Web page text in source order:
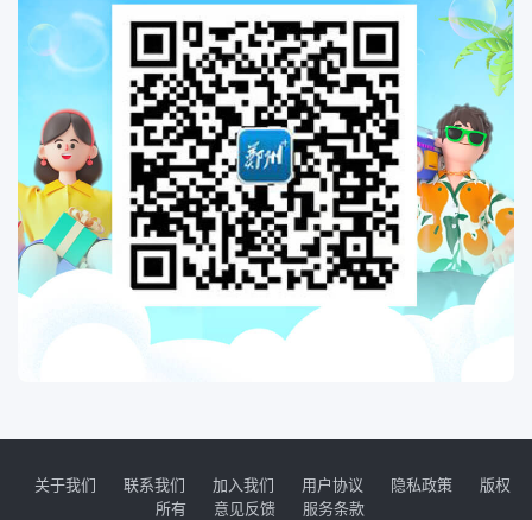
关于我们 联系我们 加入我们 用户协议 隐私政策
版权
所有
意见反馈
服务条款